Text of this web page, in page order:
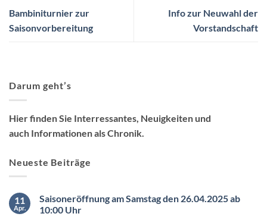
Bambiniturnier zur
Saisonvorbereitung
Info zur Neuwahl der
Vorstandschaft
Darum geht’s
Hier finden Sie Interressantes, Neuigkeiten und
auch Informationen als Chronik.
Neueste Beiträge
11
Apr.
Saisoneröffnung am Samstag den 26.04.2025 ab
10:00 Uhr